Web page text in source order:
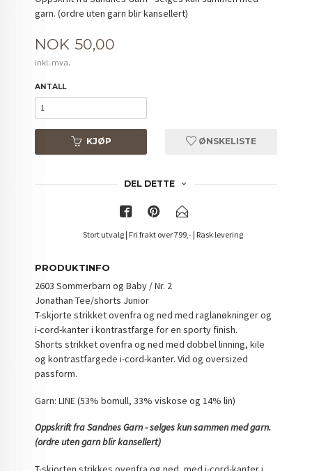
garn. (ordre uten garn blir kansellert)
Pris
NOK 50,00
inkl. mva.
ANTALL
KJØP ØNSKELISTE
DEL DETTE
Stort utvalg | Fri frakt over 799,- | Rask levering
PRODUKTINFO
2603 Sommerbarn og Baby / Nr. 2
Jonathan Tee/shorts Junior
T-skjorte strikket ovenfra og ned med raglanøkninger og
i-cord-kanter i kontrastfarge for en sporty finish.
Shorts strikket ovenfra og ned med dobbel linning, kile
og kontrastfargede i-cord-kanter. Vid og oversized
passform.
Garn: LINE (53% bomull, 33% viskose og 14% lin)
Oppskrift fra Sandnes Garn - selges kun sammen med garn.
(ordre uten garn blir kansellert)